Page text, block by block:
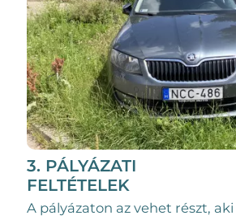
3. PÁLYÁZATI
FELTÉTELEK
A pályázaton az vehet részt, aki